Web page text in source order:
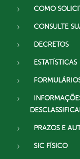
COMO
CONSULTE
DECRETOS
ESTATÍSTICAS
PRAZOS E
SIC FÍSICO